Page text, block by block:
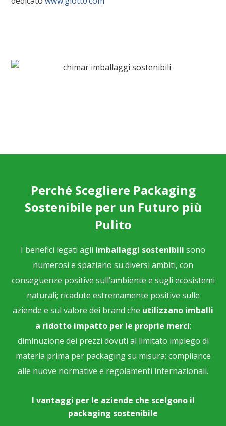
Perché Scegliere Packaging
Sostenibile per un Futuro più
Pulito
I benefici legati agli imballaggi sostenibili sono
numerosi e spaziano su diversi ambiti, con
conseguenze positive sull’ambiente e sugli ecosistemi
naturali; ricadute estremamente positive sulle
aziende e sul valore dei brand che utilizzano imballi
a ridotto impatto per le proprie merci;
diminuzione dei prezzi dovuti al limitato impiego di
materia prima per packaging su misura; compliance
alle nuove normative e regolamenti internazionali.
I vantaggi per le aziende che scelgono il
packaging sostenibile